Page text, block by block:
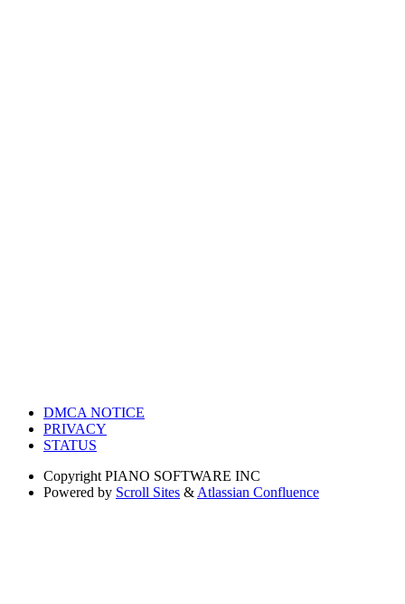
DMCA NOTICE
PRIVACY
STATUS
Copyright PIANO SOFTWARE INC
Powered by Scroll Sites & Atlassian Confluence